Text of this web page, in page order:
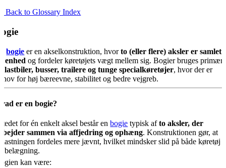
« Back to Glossary Index
bogie er en akselkonstruktion, hvorto (eller flere) aksler er samlet i
enhed og fordeler køretøjets vægt mellem sig. Bogier bruges primært
lastbiler, busser, trailere og tunge specialkøretøjer, hvor der er
for høj bæreevne, stabilitet og bedre vejgreb.
er en bogie?
for én enkelt aksel består enbogie typisk afto aksler, der
sammen via affjedring og ophæng. Konstruktionen gør, at
fordeles mere jævnt, hvilket mindsker slid på både køretøj
kan være: